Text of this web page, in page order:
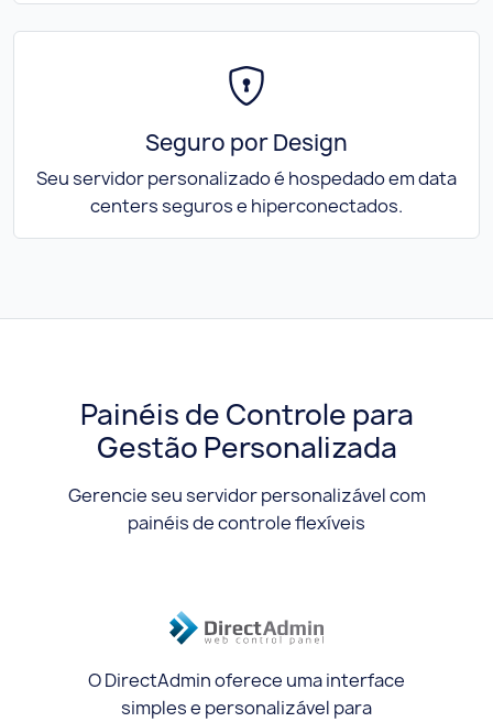
Seguro por Design
Seu servidor personalizado é hospedado em data
centers seguros e hiperconectados.
Painéis de Controle para
Gestão Personalizada
Gerencie seu servidor personalizável com
painéis de controle flexíveis
O DirectAdmin oferece uma interface
simples e personalizável para